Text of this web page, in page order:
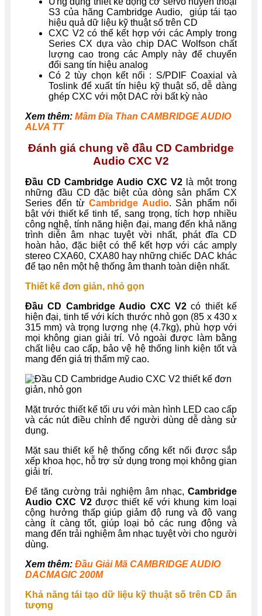
S3 của hãng Cambridge Audio, giúp tái tạo
hiệu quả dữ liệu kỹ thuật số trên CD
CXC V2 có thể kết hợp với các Amply trong
Series CX dựa vào chip DAC Wolfson chất
lượng cao trong các Amply này để chuyển
đổi sang tín hiệu analog
Có 2 tùy chọn kết nối : S/PDIF Coaxial và
Toslink để xuất tín hiệu kỹ thuật số, dễ dàng
ghép CXC với một DAC rời bất kỳ nào
Xem thêm: Mâm Đĩa Than CAMBRIDGE AUDIO
ALVA TT
Đánh giá chung về đầu CD Cambridge
Audio CXC V2
Đầu CD Cambridge Audio CXC V2 là một trong
những đầu CD đặc biệt của dòng sản phẩm CX
Series đến từCambridge Audio. Sản phẩm nổi
bật với thiết kế tinh tế, sang trọng, tích hợp nhiều
công nghệ, tính năng hiện đại, mang đến khả năng
trình diễn âm nhạc tuyệt vời nhất, phát đĩa CD
hoàn hảo, đặc biệt có thể kết hợp với các amply
stereo CXA60, CXA80 hay những chiếc DAC khác
để tạo nên một hệ thống âm thanh toàn diện nhất.
Thiết kế đơn giản, nhỏ gọn
Đầu CD Cambridge Audio CXC V2có thiết kế
hiện đại, tinh tế với kích thước nhỏ gọn (85 x 430 x
315 mm) và trọng lượng nhẹ (4.7kg), phù hợp với
mọi không gian giải trí. Vỏ ngoài được làm bằng
chất liệu cao cấp, bảo vệ hệ thống linh kiện tốt và
mang đến giá trị thẩm mỹ cao.
Mặt trước thiết kế tối ưu với màn hình LED cao cấp
và các nút điều chỉnh để người dùng dễ dàng sử
dụng.
Mặt sau thiết kế hệ thống cổng kết nối được sắp
xếp khoa học, hỗ trợ sử dụng trong mọi không gian
giải trí.
Để tăng cường trải nghiệm âm nhạc, Cambridge
Audio CXC V2được thiết kế với khung kim loại
cộng hưởng thấp giúp giảm độ rung và độ vang
càng ít càng tốt, giúp loại bỏ các rung động và
mang đến trải nghiệm âm nhạc tuyệt vời cho người
dùng.
Xem thêm: Đầu Giải Mã CAMBRIDGE AUDIO
DACMAGIC 200M
Khả năng tái tạo dữ liệu kỹ thuật số trên CD ấn
tượng